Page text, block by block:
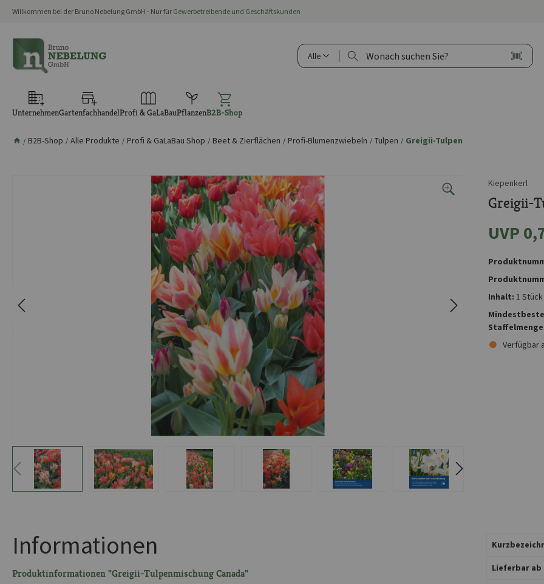
Zur Hauptnavigation springen
Willkommen bei der Bruno Nebelung GmbH - Nur für Gewerbetreibende und Geschäftskunden
UnternehmenGartenfachhandelProfi & GaLaBauPflanzenB2B-Shop
Alle
/ B2B-Shop / Alle Produkte / Profi & GaLaBau Shop / Beet & Zierflächen / Profi-Blumenzwiebeln / Tulpen / Greigii-Tulpen
Kiepenkerl
Greigii-
UVP
Inhalt: 1 Stück
Verfügbar
Informationen
Produktinformationen "Greigii-Tulpenmischung Canada" Lieferbar ab